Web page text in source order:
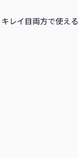
レイ目両方で使え